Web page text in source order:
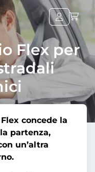
Flex per
concede la
partenza,
un’altra